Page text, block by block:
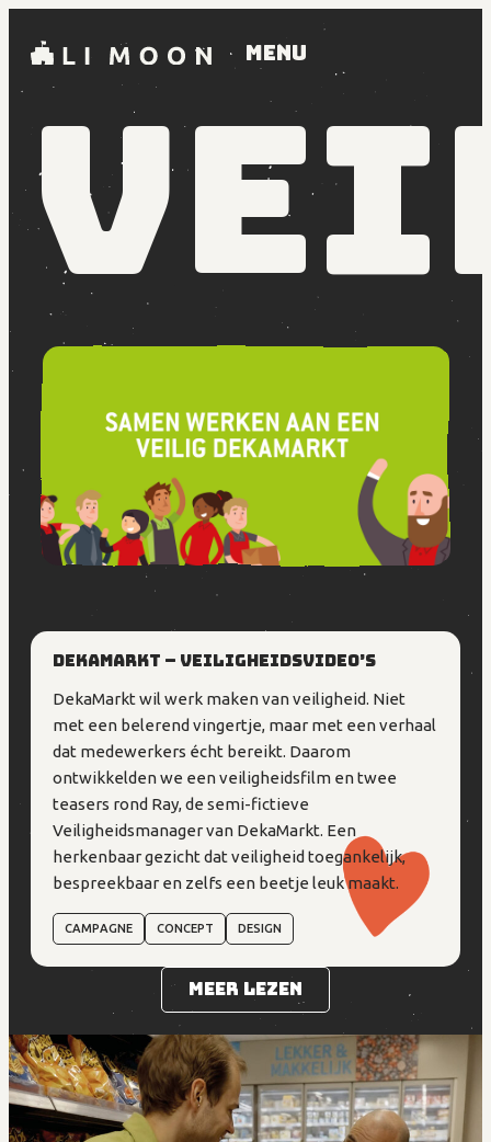
Menu
DekaMarkt – Veiligheidsvideo’s
DekaMarkt wil werk maken van veiligheid. Niet
met een belerend vingertje, maar met een verhaal
dat medewerkers écht bereikt. Daarom
ontwikkelden we een veiligheidsfilm en twee
teasers rond Ray, de semi-fictieve
Veiligheidsmanager van DekaMarkt. Een
herkenbaar gezicht dat veiligheid toegankelijk,
bespreekbaar en zelfs een beetje leuk maakt.
CAMPAGNE CONCEPT DESIGN
Meer lezen